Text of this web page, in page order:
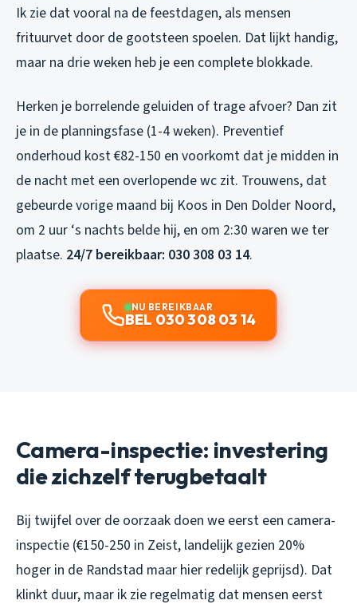
Ik zie dat vooral na de feestdagen, als mensen
frituurvet door de gootsteen spoelen. Dat lijkt handig,
maar na drie weken heb je een complete blokkade.
Herken je borrelende geluiden of trage afvoer? Dan zit
je in de planningsfase (1-4 weken). Preventief
onderhoud kost €82-150 en voorkomt dat je midden in
de nacht met een overlopende wc zit. Trouwens, dat
gebeurde vorige maand bij Koos in Den Dolder Noord,
om 2 uur ‘s nachts belde hij, en om 2:30 waren we ter
plaatse. 24/7 bereikbaar: 030 308 03 14.
NU BEREIKBAAR
BEL 030 308 03 14
Camera-inspectie: investering
die zichzelf terugbetaalt
Bij twijfel over de oorzaak doen we eerst een camera-
inspectie (€150-250 in Zeist, landelijk gezien 20%
hoger in de Randstad maar hier redelijk geprijsd). Dat
klinkt duur, maar ik zie regelmatig dat mensen eerst